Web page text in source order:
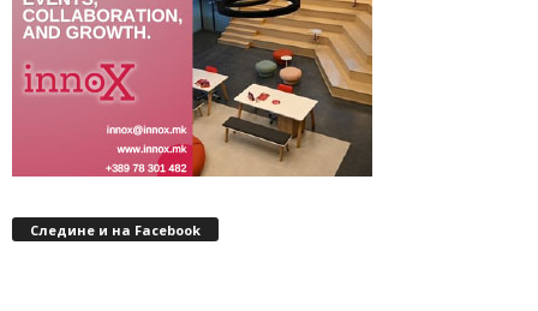
Следине и на Facebook